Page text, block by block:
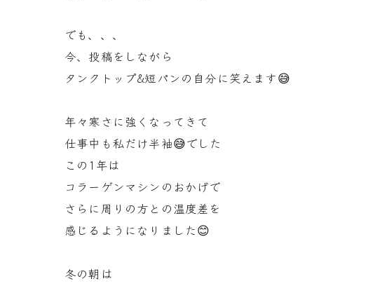
でも、、、
今、投稿をしながら
タンクトップ&短パンの自分に笑えます😅
年々寒さに強くなってきて
仕事中も私だけ半袖😅でした
この1年は
コラーゲンマシンのおかげで
さらに周りの方との温度差を
感じるようになりました😊
冬の朝は